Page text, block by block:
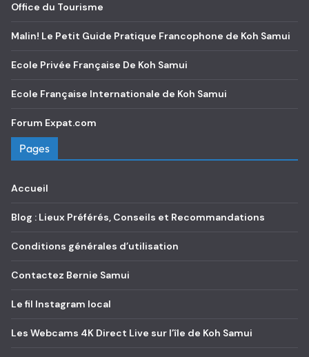
Office du Tourisme
Malin! Le Petit Guide Pratique Francophone de Koh Samui
Ecole Privée Française De Koh Samui
Ecole Française Internationale de Koh Samui
Forum Expat.com
Pages
Accueil
Blog : Lieux Préférés, Conseils et Recommandations
Conditions générales d’utilisation
Contactez Bernie Samui
Le fil Instagram local
Les Webcams 4K Direct Live sur l’île de Koh Samui